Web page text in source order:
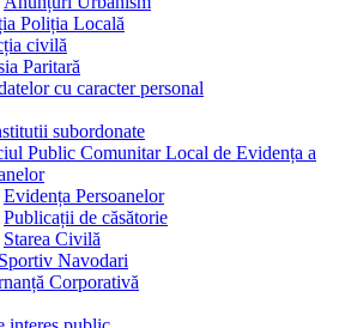
Poliția Locală
civilă
Paritară
cu caracter personal
subordonate
Public Comunitar Local de Evidența a
Evidența Persoanelor
Publicații de căsătorie
Starea Civilă
Navodari
Corporativă